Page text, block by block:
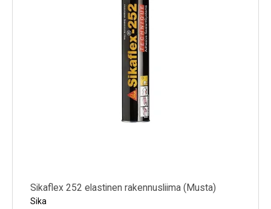
Sikaflex 252 elastinen rakennusliima (Musta)
Sika